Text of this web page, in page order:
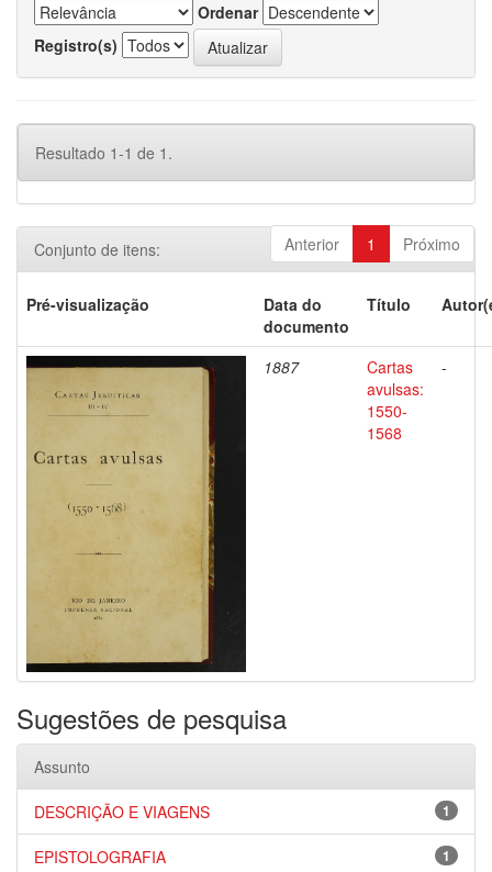
Ordenar
Registro(s)
Resultado 1-1 de 1.
Anterior 1 Próximo
Conjunto de itens:
Pré-visualização
Data do
documento
Título
1887
Cartas
avulsas:
1550-
1568
-
Sugestões de pesquisa
Assunto
1
DESCRIÇÃO E VIAGENS
1
EPISTOLOGRAFIA